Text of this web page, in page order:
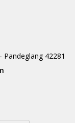
Pandeglang 42281